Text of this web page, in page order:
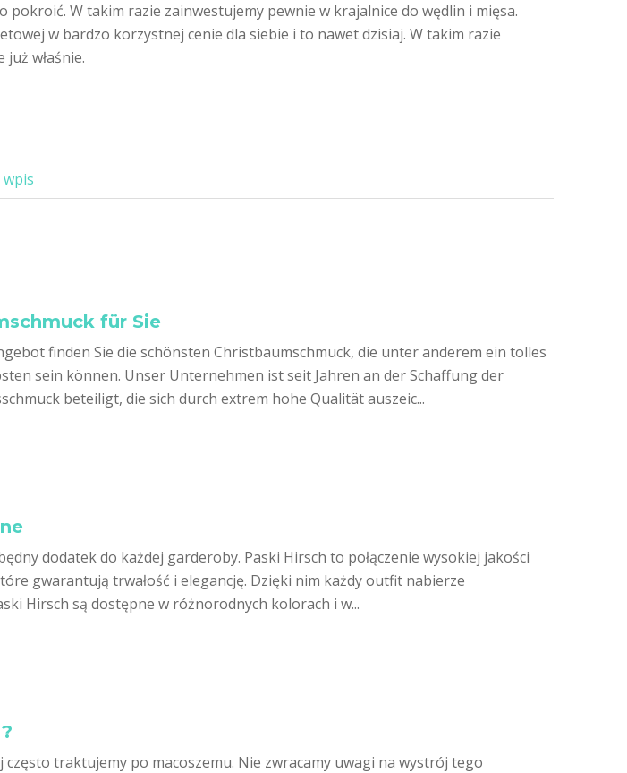
W takim razie zainwestujemy pewnie w krajalnice do wędlin i mięsa.
w bardzo korzystnej cenie dla siebie i to nawet dzisiaj. W takim razie
właśnie.
für Sie
finden Sie die schönsten Christbaumschmuck, die unter anderem ein tolles
sein können. Unser Unternehmen ist seit Jahren an der Schaffung der
beteiligt, die sich durch extrem hohe Qualität auszeic...
dodatek do każdej garderoby. Paski Hirsch to połączenie wysokiej jakości
gwarantują trwałość i elegancję. Dzięki nim każdy outfit nabierze
Hirsch są dostępne w różnorodnych kolorach i w...
traktujemy po macoszemu. Nie zwracamy uwagi na wystrój tego